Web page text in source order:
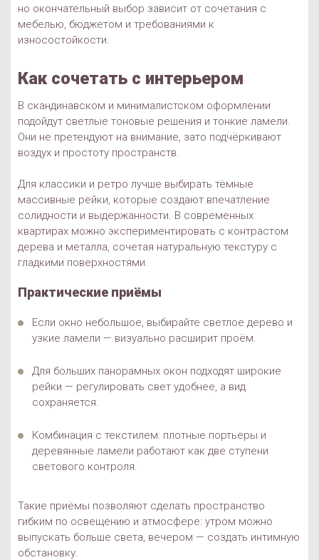
но окончательный выбор зависит от сочетания с
мебелью, бюджетом и требованиями к
износостойкости.
Как сочетать с интерьером
В скандинавском и минималистском оформлении
подойдут светлые тоновые решения и тонкие ламели.
Они не претендуют на внимание, зато подчёркивают
воздух и простоту пространств.
Для классики и ретро лучше выбирать тёмные
массивные рейки, которые создают впечатление
солидности и выдержанности. В современных
квартирах можно экспериментировать с контрастом
дерева и металла, сочетая натуральную текстуру с
гладкими поверхностями.
Практические приёмы
Если окно небольшое, выбирайте светлое дерево и
узкие ламели — визуально расширит проём.
Для больших панорамных окон подходят широкие
рейки — регулировать свет удобнее, а вид
сохраняется.
Комбинация с текстилем: плотные портьеры и
деревянные ламели работают как две ступени
светового контроля.
Такие приёмы позволяют сделать пространство
гибким по освещению и атмосфере: утром можно
выпускать больше света, вечером — создать интимную
обстановку.